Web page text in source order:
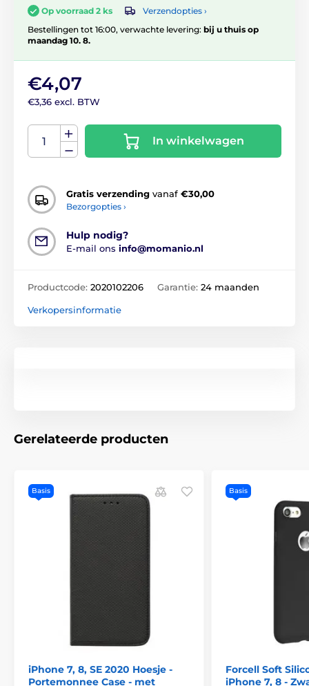
Op voorraad 2 ks
Verzendopties ›
Bestellingen tot 16:00, verwachte levering: bij u thuis op
maandag 10. 8.
€4,07
€3,36 excl. BTW
In winkelwagen
Gratis verzending vanaf €30,00
Bezorgopties ›
Hulp nodig?
E-mail ons info@momanio.nl
Productcode: 2020102206 Garantie: 24 maanden
Verkopersinformatie
Gerelateerde producten
Basis
iPhone 7, 8, SE 2020 Hoesje -
Portemonnee Case - met
Basis
Forcell Soft
iPhone 7, 8 -